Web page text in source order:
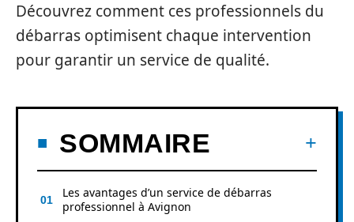
Découvrez comment ces professionnels du
débarras optimisent chaque intervention
pour garantir un service de qualité.
SOMMAIRE
Les avantages d’un service de débarras
professionnel à Avignon